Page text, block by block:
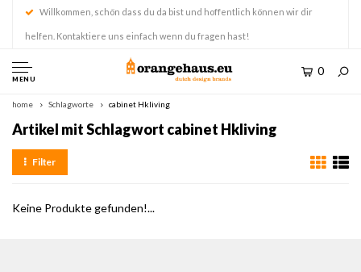
Willkommen, schön dass du da bist und hoffentlich können wir dir
helfen. Kontaktiere uns einfach wenn du fragen hast!
MENU
0
home Schlagworte cabinet Hkliving
Artikel mit Schlagwort cabinet Hkliving
Filter
Keine Produkte gefunden!...